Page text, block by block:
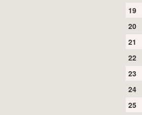
19
20
21
22
23
24
25